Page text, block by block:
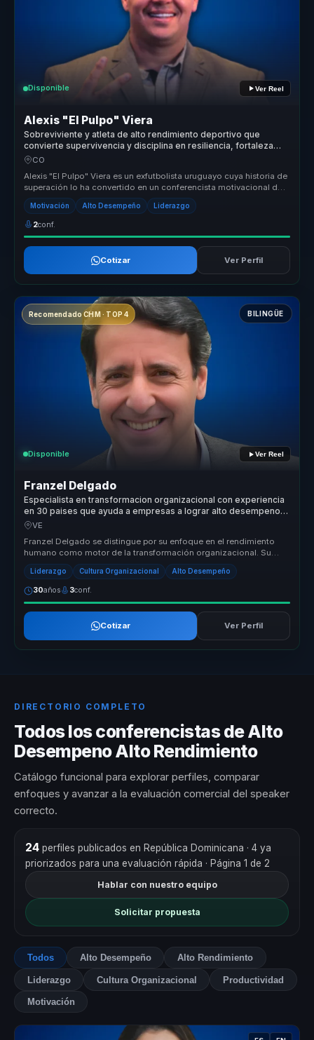
Disponible Ver Reel
Alexis "El Pulpo" Viera
Sobreviviente y atleta de alto rendimiento deportivo que
convierte supervivencia y disciplina en resiliencia, fortaleza
mental y liderazgo para equipos.
CO
Alexis "El Pulpo" Viera es un exfutbolista uruguayo cuya historia de
superación lo ha convertido en un conferencista motivacional de
alto...
Motivación Alto Desempeño Liderazgo
2conf.
Cotizar Ver Perfil
Recomendado CHM · TOP 4 BILINGÜE
Disponible Ver Reel
Franzel Delgado
Especialista en transformacion organizacional con experiencia
en 30 paises que ayuda a empresas a lograr alto desempeno
con bienestar y cultura.
VE
Franzel Delgado se distingue por su enfoque en el rendimiento
humano como motor de la transformación organizacional. Su
metodología única...
Liderazgo Cultura Organizacional Alto Desempeño
30años 3conf.
Cotizar Ver Perfil
DIRECTORIO COMPLETO
Todos los conferencistas de Alto
Desempeno Alto Rendimiento
Catálogo funcional para explorar perfiles, comparar
enfoques y avanzar a la evaluación comercial del speaker
correcto.
24perfiles publicados en República Dominicana · 4 ya
priorizados para una evaluación rápida · Página 1 de 2
Hablar con nuestro equipo
Solicitar propuesta
Todos Alto Desempeño Alto Rendimiento
Liderazgo Cultura Organizacional Productividad
Motivación